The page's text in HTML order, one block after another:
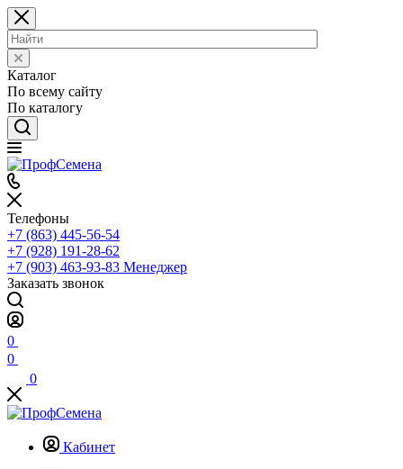
Каталог
По всему сайту
По каталогу
Телефоны
+7 (863) 445-56-54
+7 (928) 191-28-62
+7 (903) 463-93-83 Менеджер
Заказать звонок
0
0
0
Кабинет